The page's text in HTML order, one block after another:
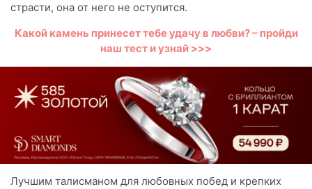
страсти, она от него не оступится.
Какой камень принесет тебе удачу в любви? – пройди
наш тест и узнай >>>
Лучшим талисманом для любовных побед и крепких